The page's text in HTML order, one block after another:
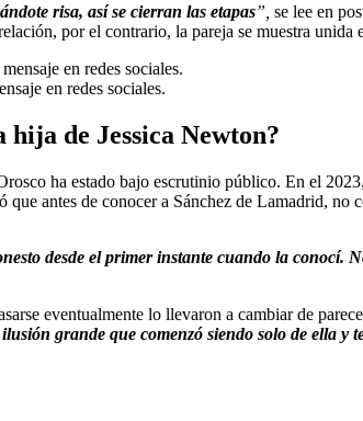
risa, así se cierran las etapas”, se lee en
por el contrario, la pareja se muestra unida
en redes sociales.
hija de Jessica Newton?
ha estado bajo escrutinio público. En el
antes de conocer a Sánchez de Lamadrid,
desde el primer instante cuando la
eventualmente lo llevaron a cambiar de
grande que comenzó siendo solo de ella y